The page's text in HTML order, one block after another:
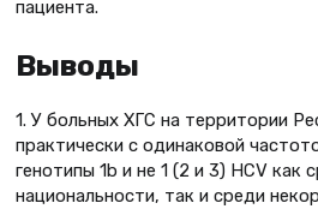
пациента.
Выводы
1. У больных ХГС на территории
практически с одинаковой
генотипы 1b и не 1 (2 и 3) HCV как
национальности, так и среди